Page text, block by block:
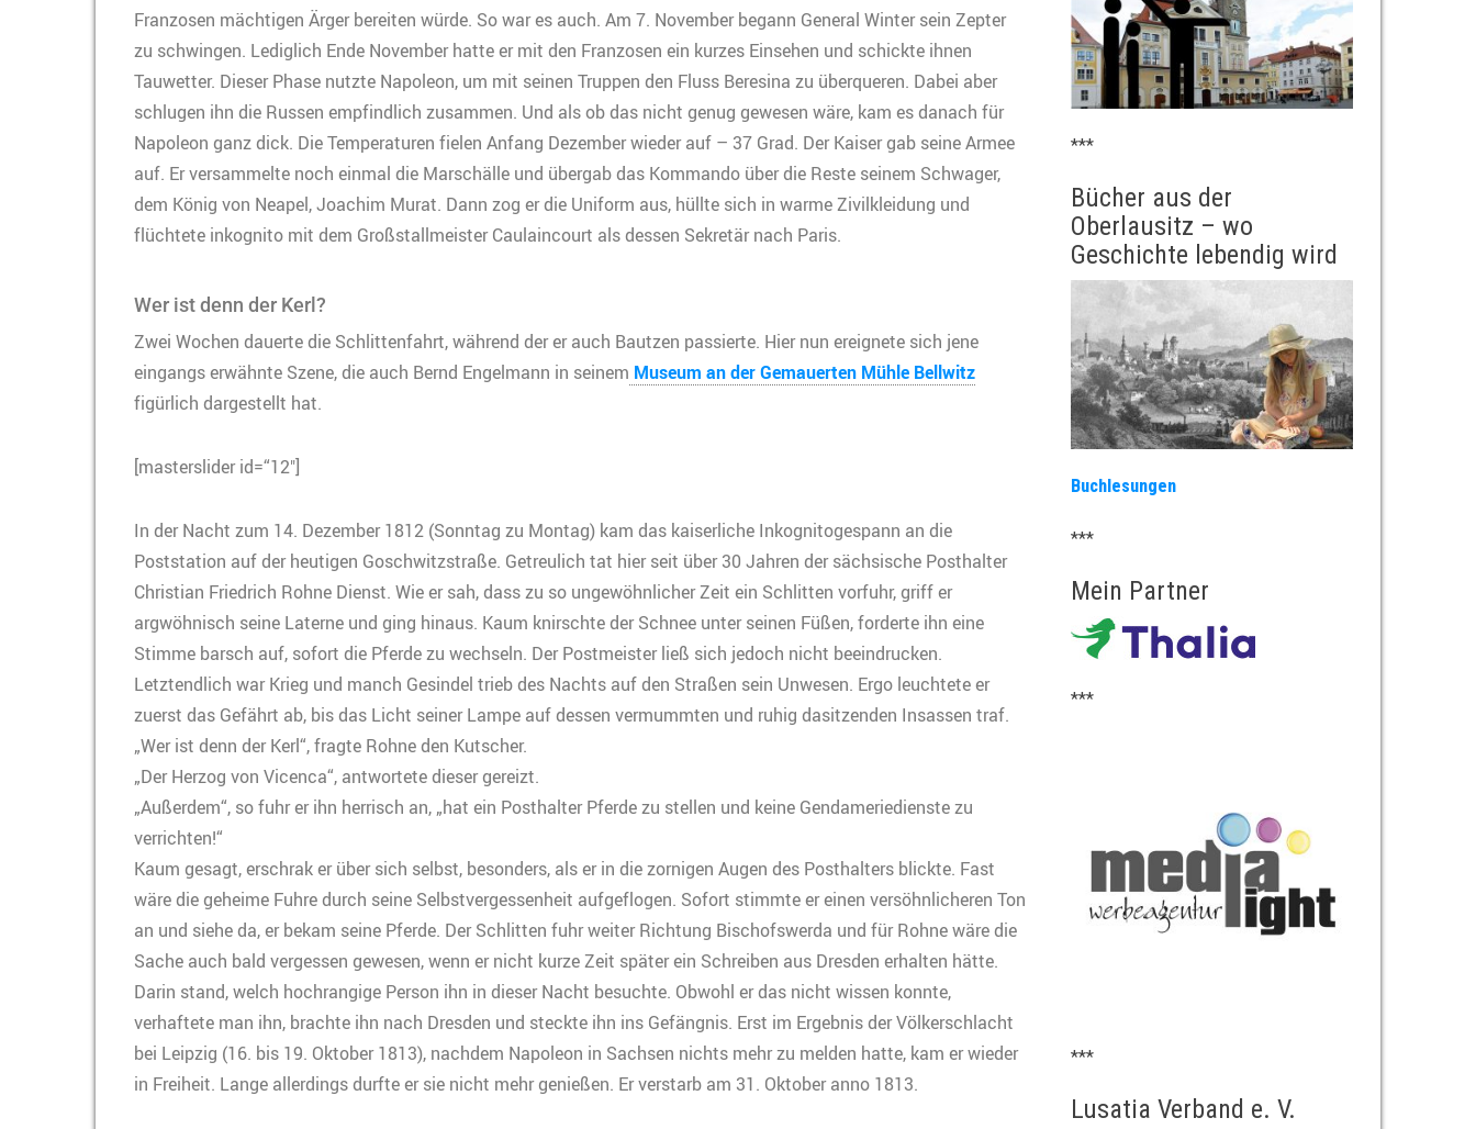
Franzosen mächtigen Ärger bereiten würde. So war es auch. Am 7. November begann General Winter sein Zepter
zu schwingen. Lediglich Ende November hatte er mit den Franzosen ein kurzes Einsehen und schickte ihnen
Tauwetter. Dieser Phase nutzte Napoleon, um mit seinen Truppen den Fluss Beresina zu überqueren. Dabei aber
schlugen ihn die Russen empfindlich zusammen. Und als ob das nicht genug gewesen wäre, kam es danach für
Napoleon ganz dick. Die Temperaturen fielen Anfang Dezember wieder auf – 37 Grad. Der Kaiser gab seine Armee
auf. Er versammelte noch einmal die Marschälle und übergab das Kommando über die Reste seinem Schwager,
dem König von Neapel, Joachim Murat. Dann zog er die Uniform aus, hüllte sich in warme Zivilkleidung und
flüchtete inkognito mit dem Großstallmeister Caulaincourt als dessen Sekretär nach Paris.
Wer ist denn der Kerl?
Zwei Wochen dauerte die Schlittenfahrt, während der er auch Bautzen passierte. Hier nun ereignete sich jene
eingangs erwähnte Szene, die auch Bernd Engelmann in seinem Museum an der Gemauerten Mühle Bellwitz
figürlich dargestellt hat.
[masterslider id=“12″]
In der Nacht zum 14. Dezember 1812 (Sonntag zu Montag) kam das kaiserliche Inkognitogespann an die
Poststation auf der heutigen Goschwitzstraße. Getreulich tat hier seit über 30 Jahren der sächsische Posthalter
Christian Friedrich Rohne Dienst. Wie er sah, dass zu so ungewöhnlicher Zeit ein Schlitten vorfuhr, griff er
argwöhnisch seine Laterne und ging hinaus. Kaum knirschte der Schnee unter seinen Füßen, forderte ihn eine
Stimme barsch auf, sofort die Pferde zu wechseln. Der Postmeister ließ sich jedoch nicht beeindrucken.
Letztendlich war Krieg und manch Gesindel trieb des Nachts auf den Straßen sein Unwesen. Ergo leuchtete er
zuerst das Gefährt ab, bis das Licht seiner Lampe auf dessen vermummten und ruhig dasitzenden Insassen traf.
„Wer ist denn der Kerl“, fragte Rohne den Kutscher.
„Der Herzog von Vicenca“, antwortete dieser gereizt.
„Außerdem“, so fuhr er ihn herrisch an, „hat ein Posthalter Pferde zu stellen und keine Gendameriedienste zu
verrichten!“
Kaum gesagt, erschrak er über sich selbst, besonders, als er in die zornigen Augen des Posthalters blickte. Fast
wäre die geheime Fuhre durch seine Selbstvergessenheit aufgeflogen. Sofort stimmte er einen versöhnlicheren Ton
an und siehe da, er bekam seine Pferde. Der Schlitten fuhr weiter Richtung Bischofswerda und für Rohne wäre die
Sache auch bald vergessen gewesen, wenn er nicht kurze Zeit später ein Schreiben aus Dresden erhalten hätte.
Darin stand, welch hochrangige Person ihn in dieser Nacht besuchte. Obwohl er das nicht wissen konnte,
verhaftete man ihn, brachte ihn nach Dresden und steckte ihn ins Gefängnis. Erst im Ergebnis der Völkerschlacht
bei Leipzig (16. bis 19. Oktober 1813), nachdem Napoleon in Sachsen nichts mehr zu melden hatte, kam er wieder
in Freiheit. Lange allerdings durfte er sie nicht mehr genießen. Er verstarb am 31. Oktober anno 1813.
***
Bücher aus der
Oberlausitz – wo
Geschichte lebendig wird
Buchlesungen
***
Mein Partner
***
***
Lusatia Verband e. V.